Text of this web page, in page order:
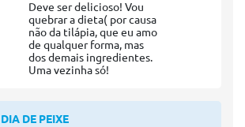
Deve ser delicioso! Vou
quebrar a dieta( por causa
não da tilápia, que eu amo
de qualquer forma, mas
dos demais ingredientes.
Uma vezinha só!
DIA DE PEIXE